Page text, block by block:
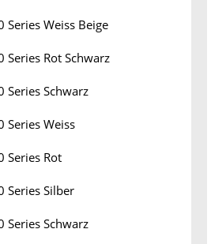
Weiss Beige
Rot Schwarz
Schwarz
Series Weiss
Series Rot
Series Silber
Schwarz